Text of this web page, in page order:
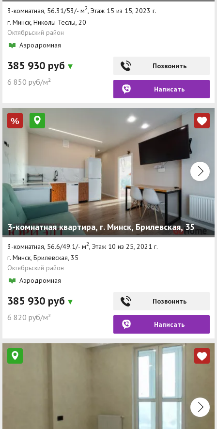
3-комнатная, 56.31/53/- м2, Этаж 15 из 15, 2023 г.
г. Минск, Николы Теслы, 20
Октябрьский район
Аэродромная
385 930 руб
6 850 руб/м²
Позвонить
Написать
%
3-комнатная квартира, г. Минск, Брилевская, 35
3-комнатная, 56.6/49.1/- м2 , Этаж 10 из 25, 2021 г.
г. Минск, Брилевская, 35
Октябрьский район
Аэродромная
385 930 руб
6 820 руб/м²
Позвонить
Написать